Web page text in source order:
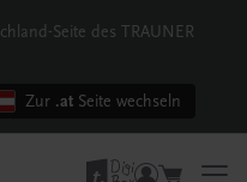
Seite des TRAUNER
Zur .at Seite wechseln